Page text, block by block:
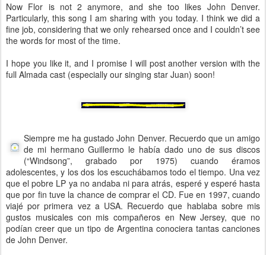
Now Flor is not 2 anymore, and she too likes John Denver.
Particularly, this song I am sharing with you today. I think we did a
fine job, considering that we only rehearsed once and I couldn’t see
the words for most of the time.
I hope you like it, and I promise I will post another version with the
full Almada cast (especially our singing star Juan) soon!
Siempre me ha gustado John Denver. Recuerdo que un amigo
de mi hermano Guillermo le había dado uno de sus discos
(“Windsong”, grabado por 1975) cuando éramos
adolescentes, y los dos los escuchábamos todo el tiempo. Una vez
que el pobre LP ya no andaba ni para atrás, esperé y esperé hasta
que por fin tuve la chance de comprar el CD. Fue en 1997, cuando
viajé por primera vez a USA. Recuerdo que hablaba sobre mis
gustos musicales con mis compañeros en New Jersey, que no
podían creer que un tipo de Argentina conociera tantas canciones
de John Denver.